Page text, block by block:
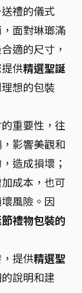
禮的儀式
面對琳瑯滿
適的尺寸，
供精選聖誕
想的包裝
重要性，往
影響美觀和
造成損壞；
成本，也可
風險。因
禮物包裝的
提供精選聖
說明和建